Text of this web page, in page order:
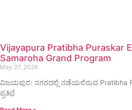
Vijayapura Pratibha Puraskar
Samaroha Grand Program
May 27, 2026
ವಿಜಯಪುರ: ನಗರದಲ್ಲಿ ನಡೆಯಲಿರುವ Pratibha
ಪ್ರತಿಭೆ